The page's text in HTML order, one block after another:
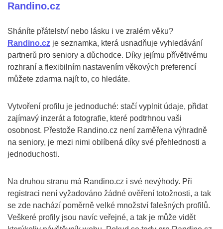
Randino.cz
Sháníte přátelství nebo lásku i ve zralém věku?
Randino.cz je seznamka, která usnadňuje vyhledávání
partnerů pro seniory a důchodce. Díky jejímu přívětivému
rozhraní a flexibilním nastavením věkových preferencí
můžete zdarma najít to, co hledáte.
Vytvoření profilu je jednoduché: stačí vyplnit údaje, přidat
zajímavý inzerát a fotografie, které podtrhnou vaši
osobnost. Přestože Randino.cz není zaměřena výhradně
na seniory, je mezi nimi oblíbená díky své přehlednosti a
jednoduchosti.
Na druhou stranu má Randino.cz i své nevýhody. Při
registraci není vyžadováno žádné ověření totožnosti, a tak
se zde nachází poměrně velké množství falešných profilů.
Veškeré profily jsou navíc veřejné, a tak je může vidět